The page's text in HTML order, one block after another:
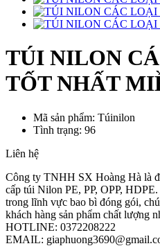
TÚI NILON
TỐT NHẤT
Mã sản phẩm: Túinilon
Tình trạng: 96
Liên hệ
Công ty TNHH SX Hoàng Hà là
cấp túi Nilon PE, PP, OPP,
trong lĩnh vực bao bì đóng gói,
khách hàng sản phẩm chất lượng
HOTLINE: 0372208222
EMAIL: